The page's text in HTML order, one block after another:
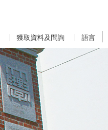
獲取資料及問詢 語言